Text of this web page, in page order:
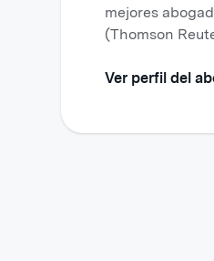
mejores
(Thomson
Ver perfil del